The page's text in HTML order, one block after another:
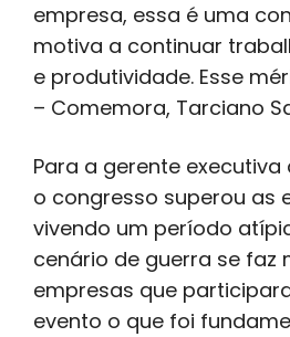
empresa, essa é uma
motiva a continuar
e produtividade. Esse
– Comemora, Tarciano
Para a gerente executiva
o congresso superou as
vivendo um período
cenário de guerra se faz
empresas que
evento o que foi